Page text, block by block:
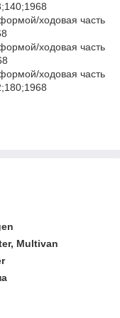
ходовая часть
ходовая часть
ходовая часть
Multivan